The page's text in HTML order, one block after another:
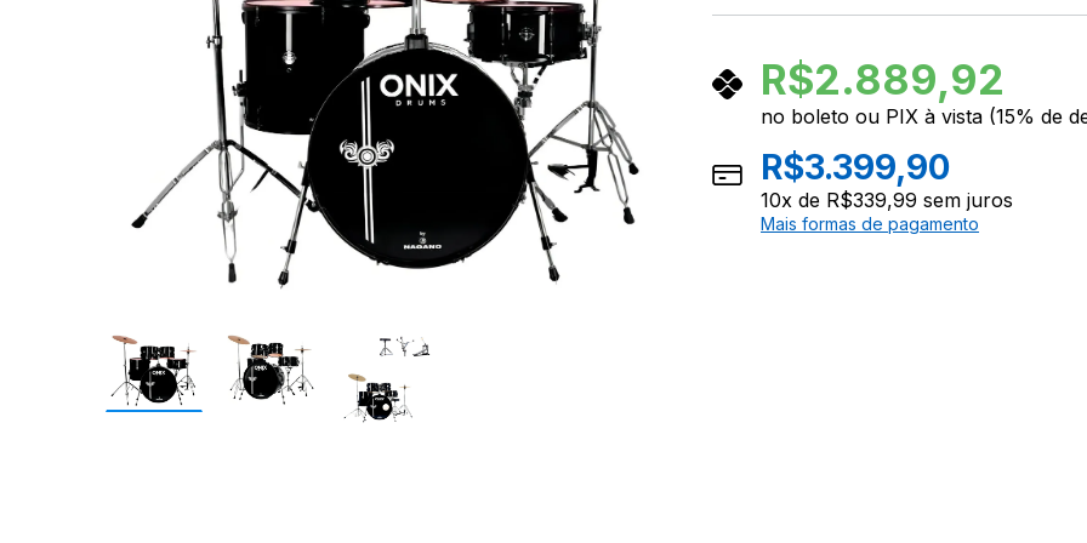
R$2.889,92
no boleto ou PIX à vista (15% de
R$3.399,90
10x de R$339,99 sem juros
Mais formas de pagamento